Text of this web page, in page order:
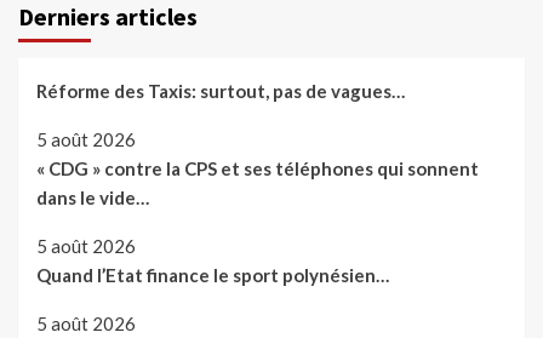
Derniers articles
Réforme des Taxis: surtout, pas de vagues…
5 août 2026
« CDG » contre la CPS et ses téléphones qui sonnent
dans le vide…
5 août 2026
Quand l’Etat finance le sport polynésien…
5 août 2026